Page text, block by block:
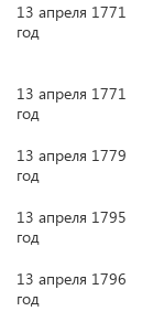
13 апреля 1771
год
13 апреля 1771
год
13 апреля 1779
год
13 апреля 1795
год
13 апреля 1796
год